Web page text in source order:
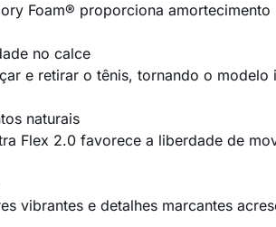
Foam® proporciona
no calce
e retirar o tênis, tornando o
naturais
Flex 2.0 favorece a liberdade de
vibrantes e detalhes marcantes